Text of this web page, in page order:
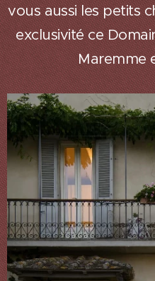
vous aussi les petits
exclusivité ce
Maremme